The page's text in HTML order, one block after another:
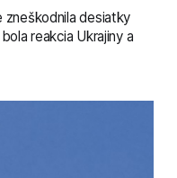
zneškodnila desiatky
reakcia Ukrajiny a